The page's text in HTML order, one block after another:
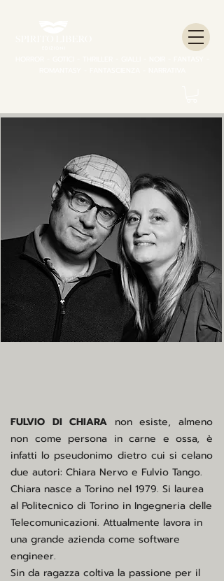
FULVIO DI CHIARA non esiste, almeno
non come persona in carne e ossa, è
infatti lo pseudonimo dietro cui si celano
due autori: Chiara Nervo e Fulvio Tango.
Chiara nasce a Torino nel 1979. Si laurea
al Politecnico di Torino in Ingegneria delle
Telecomunicazioni. Attualmente lavora in
una grande azienda come software
engineer.
Sin da ragazza coltiva la passione per il